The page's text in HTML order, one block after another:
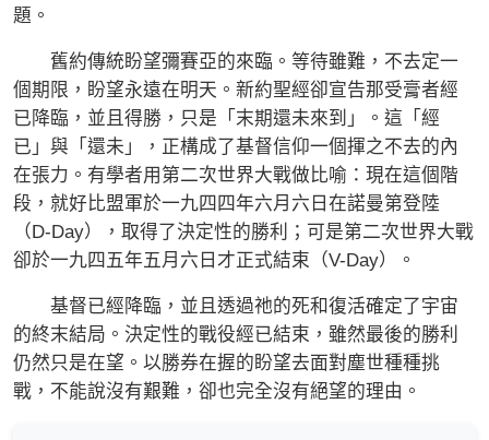
題。
舊約傳統盼望彌賽亞的來臨。等待雖難，不去定一
個期限，盼望永遠在明天。新約聖經卻宣告那受膏者經
已降臨，並且得勝，只是「末期還未來到」。這「經
已」與「還未」，正構成了基督信仰一個揮之不去的內
在張力。有學者用第二次世界大戰做比喻：現在這個階
段，就好比盟軍於一九四四年六月六日在諾曼第登陸
（D-Day），取得了決定性的勝利；可是第二次世界大戰
卻於一九四五年五月六日才正式結束（V-Day）。
基督已經降臨，並且透過祂的死和復活確定了宇宙
的終末結局。決定性的戰役經已結束，雖然最後的勝利
仍然只是在望。以勝券在握的盼望去面對塵世種種挑
戰，不能說沒有艱難，卻也完全沒有絕望的理由。